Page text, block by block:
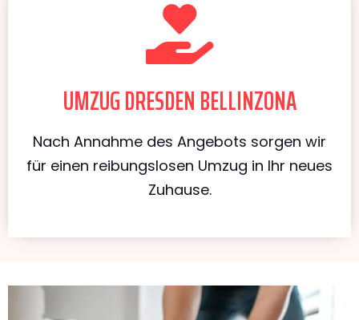
UMZUG DRESDEN BELLINZONA
Nach Annahme des Angebots sorgen wir
für einen reibungslosen Umzug in Ihr neues
Zuhause.